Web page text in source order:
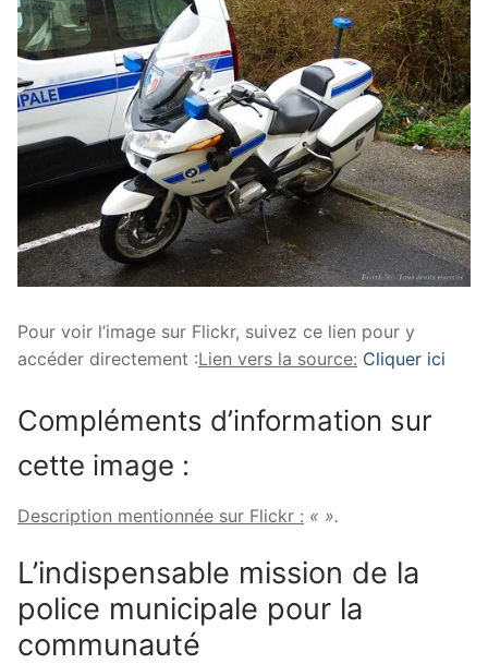
Pour voir l’image sur Flickr, suivez ce lien pour y
accéder directement :Lien vers la source: Cliquer ici
Compléments d’information sur
cette image :
Description mentionnée sur Flickr : « ».
L’indispensable mission de la
police municipale pour la
communauté